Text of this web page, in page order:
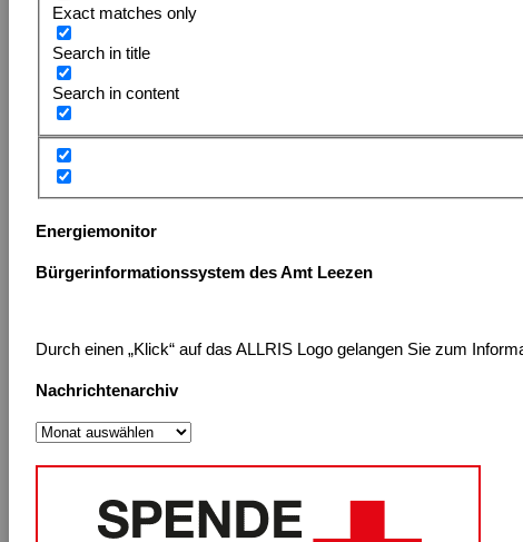
Exact matches only
Search in title
Search in content
Energiemonitor
Bürgerinformationssystem des Amt Leezen
Durch einen „Klick“ auf das ALLRIS Logo gelangen Sie zum
Nachrichtenarchiv
Nachrichtenarchiv